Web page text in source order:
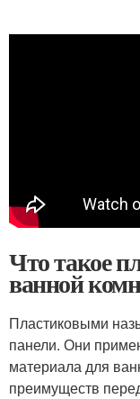
Что такое
ванной
Пластиковыми
панели. Они
материала для
преимуществ